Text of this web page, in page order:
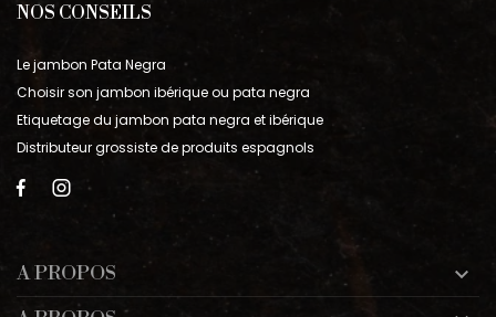
NOS CONSEILS
Le jambon Pata Negra
Choisir son jambon ibérique ou pata negra
Etiquetage du jambon pata negra et ibérique
Distributeur grossiste de produits espagnols
A PROPOS 